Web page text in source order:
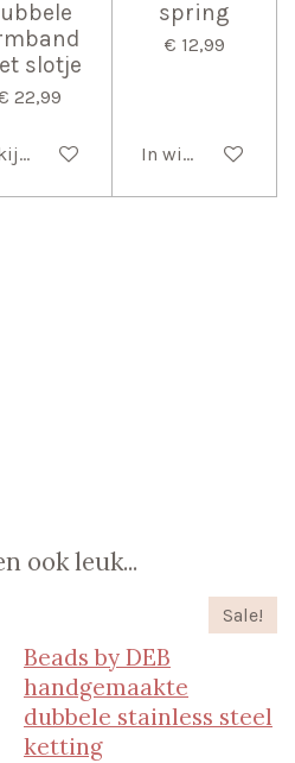
slotje
22,99
details
spring
€ 12,99
In winkelwagen
ook leuk...
Sale!
Beads by DEB
handgemaakte
dubbele stainless steel
ketting